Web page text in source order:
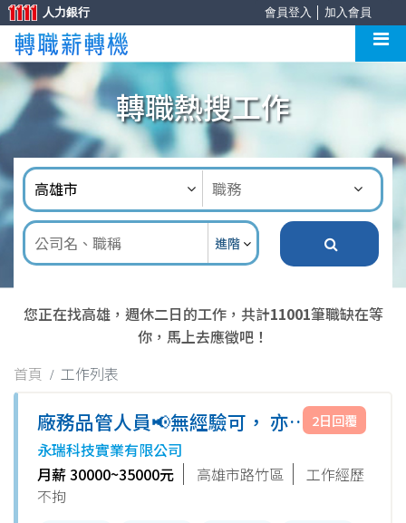
會員登入 加入會員
人力銀行
轉職熱搜工作
進階
您正在找高雄，週休二日的工作，共計11001筆職缺在等
你，馬上去應徵吧！
首頁
工作列表
廠務品管人員📢無經驗可， 亦可
培訓
永瑞科技實業有限公司
月薪 30000~35000元
高雄市路竹區
工作經歷
不拘
2日回覆